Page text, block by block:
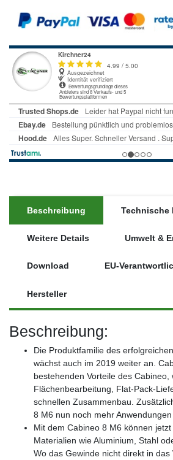
Beschreibung Technische
Weitere Details Umwelt &
Download EU-
Hersteller
Beschreibung:
Die Produktfamilie des
wächst auch im 2019 weiter an.
bestehenden Vorteile des Cabineo,
Flächenbearbeitung, Flat-Pack-
schnellen Zusammenbau.
8 M6 nun noch mehr Anwendungen
Mit dem Cabineo 8 M6 können
Materialien wie Aluminium, Stahl
Wo das Gewinde nicht direkt in